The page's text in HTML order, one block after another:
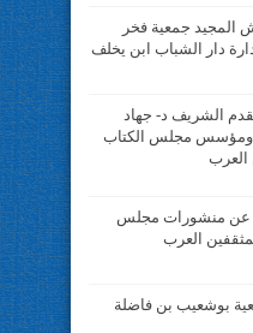
المجيد جمعية فخر
دار الشباب ابن يخلف
الشريف د- جهاد
ومؤسس مجلس الكتاب
العرب
عن منشورات مجلس
العرب
بوشعيب بن فاضلة